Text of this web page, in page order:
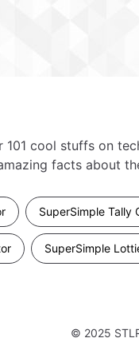
101 cool stuffs on
facts about
SuperSimple Tally
SuperSimple
© 2025